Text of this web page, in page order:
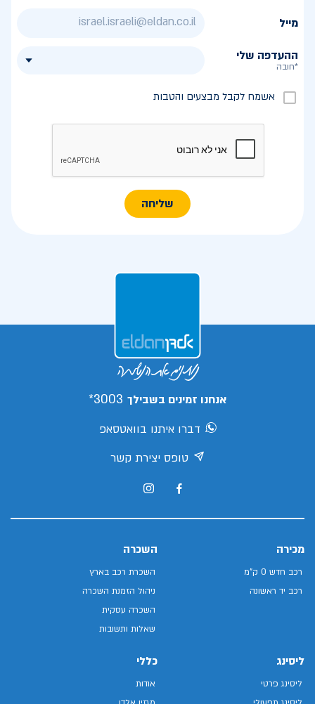
מייל
ההעדפה שלי
*חובה
אשמח לקבל מבצעים והטבות
שליחה
אנחנו זמינים בשבילך 3003*
דברו איתנו בוואטסאפ
טופס יצירת קשר
מכירה
רכב חדש 0 ק"מ
רכב יד ראשונה
השכרה
השכרת רכב בארץ
ניהול הזמנת השכרה
השכרה עסקית
שאלות ותשובות
ליסינג
ליסינג פרטי
כללי
אודות